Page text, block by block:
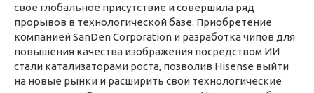
свое глобальное присутствие и совершила ряд
прорывов в технологической базе. Приобретение
компанией SanDen Corporation и разработка чипов для
повышения качества изображения посредством ИИ
стали катализаторами роста, позволив Hisense выйти
на новые рынки и расширить свои технологические